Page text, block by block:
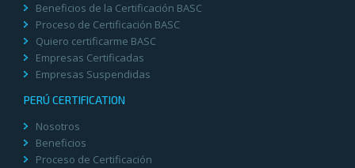
Beneficios de la Certificación BASC
Proceso de Certificación BASC
Quiero certificarme BASC
Empresas Certificadas
Empresas Suspendidas
PERÚ CERTIFICATION
Nosotros
Beneficios
Proceso de Certificación